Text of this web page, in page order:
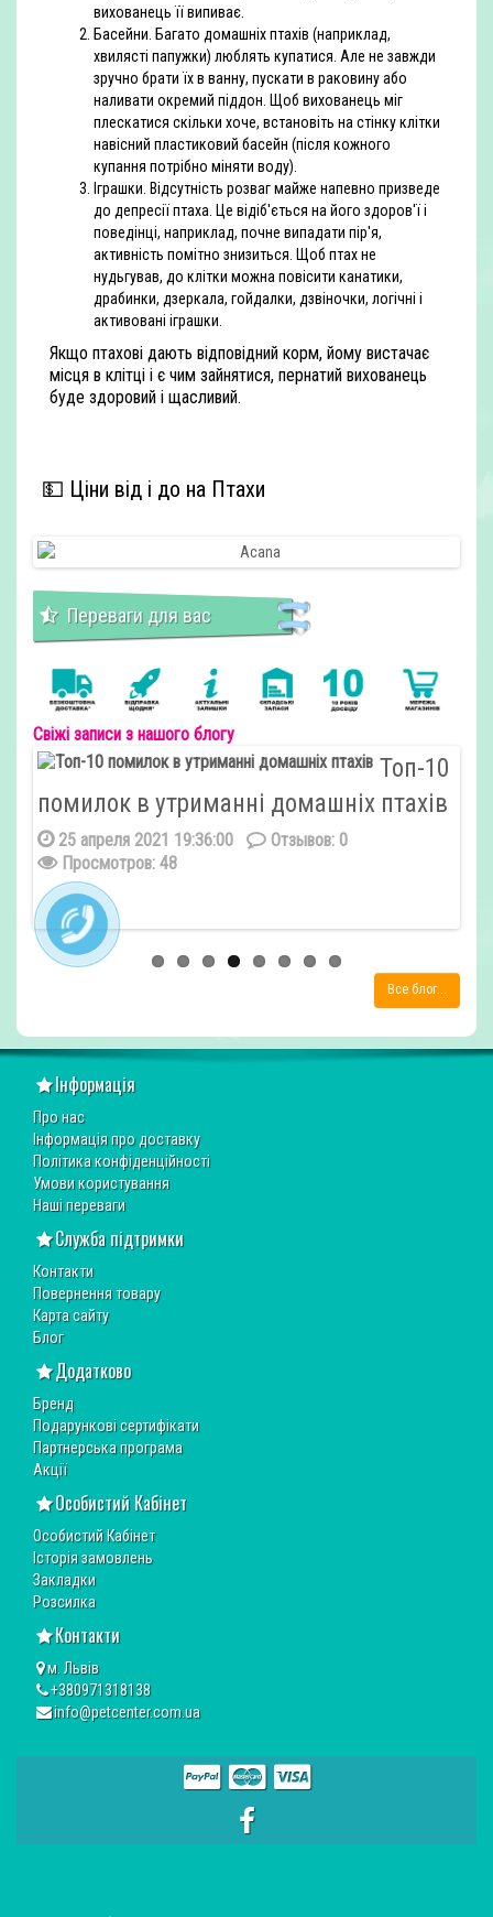
вихованець її випиває.
Басейни. Багато домашніх птахів (наприклад,
хвилясті папужки) люблять купатися. Але не завжди
зручно брати їх в ванну, пускати в раковину або
наливати окремий піддон. Щоб вихованець міг
плескатися скільки хоче, встановіть на стінку клітки
навісний пластиковий басейн (після кожного
купання потрібно міняти воду).
Іграшки. Відсутність розваг майже напевно призведе
до депресії птаха. Це відіб'ється на його здоров'ї і
поведінці, наприклад, почне випадати пір'я,
активність помітно знизиться. Щоб птах не
нудьгував, до клітки можна повісити канатики,
драбинки, дзеркала, гойдалки, дзвіночки, логічні і
активовані іграшки.
Якщо птахові дають відповідний корм, йому вистачає
місця в клітці і є чим зайнятися, пернатий вихованець
буде здоровий і щасливий.
💵 Ціни від і до на Птахи
Переваги для вас
Свіжі записи з нашого блогу
Топ-10
помилок в утриманні домашніх птахів
25 апреля 2021 19:36:00
Отзывов: 0
Просмотров: 48
Все блог...
Інформація
Про нас
Інформація про доставку
Політика конфіденційності
Умови користування
Наші переваги
Служба підтримки
Контакти
Повернення товару
Карта сайту
Блог
Додатково
Бренд
Подарункові сертифікати
Партнерська програма
Акції
Особистий Кабінет
Особистий Кабінет
Історія замовлень
Закладки
Розсилка
Контакти
м. Львів
+380971318138
info@petcenter.com.ua